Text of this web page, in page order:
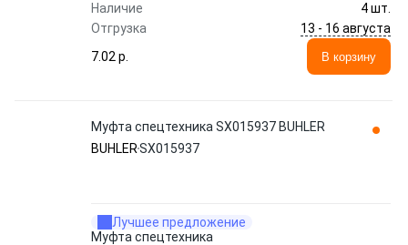
Наличие
4 шт.
Отгрузка
13 - 16 августа
7.02 p.
В корзину
Муфта спецтехника SX015937 BUHLER
BUHLERSX015937
Лучшее предложение
Муфта спецтехника